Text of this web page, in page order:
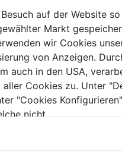
32,59€
auf der Website so
Markt
wir Cookies
von Anzeigen.
auch in den USA,
Cookies zu. Unter
"Cookies Konfigurieren"
nicht.